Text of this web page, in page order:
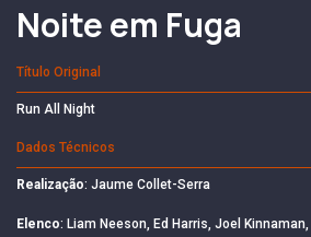
Noite em Fuga
Título Original
Run All Night
Dados Técnicos
Realização: Jaume Collet-Serra
Elenco: Liam Neeson, Ed Harris, Joel